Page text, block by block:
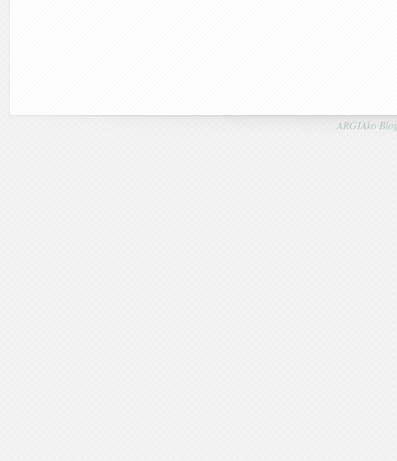
ARGIAko